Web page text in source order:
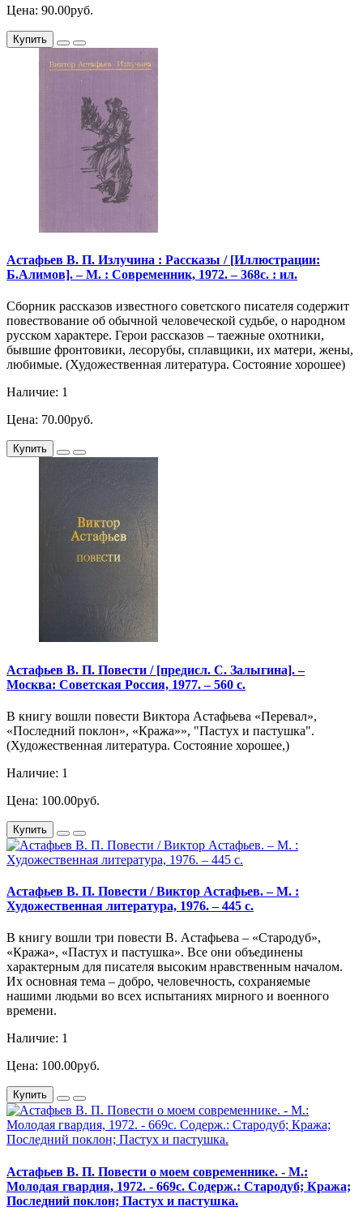
Цена: 90.00руб.
Купить
Астафьев В. П. Излучина : Рассказы / [Иллюстрации:
Б.Алимов]. – М. : Современник, 1972. – 368с. : ил.
Сборник рассказов известного советского писателя содержит
повествование об обычной человеческой судьбе, о народном
русском характере. Герои рассказов – таежные охотники,
бывшие фронтовики, лесорубы, сплавщики, их матери, жены,
любимые. (Художественная литература. Состояние хорошее)
Наличие: 1
Цена: 70.00руб.
Купить
Астафьев В. П. Повести / [предисл. С. Залыгина]. –
Москва: Советская Россия, 1977. – 560 с.
В книгу вошли повести Виктора Астафьева «Перевал»,
«Последний поклон», «Кража»», "Пастух и пастушка".
(Художественная литература. Состояние хорошее,)
Наличие: 1
Цена: 100.00руб.
Купить
Астафьев В. П. Повести / Виктор Астафьев. – М. :
Художественная литература, 1976. – 445 с.
В книгу вошли три повести В. Астафьева – «Стародуб»,
«Кража», «Пастух и пастушка». Все они объединены
характерным для писателя высоким нравственным началом.
Их основная тема – добро, человечность, сохраняемые
нашими людьми во всех испытаниях мирного и военного
времени.
Наличие: 1
Цена: 100.00руб.
Купить
Астафьев В. П. Повести о моем современнике. - М.:
Молодая гвардия, 1972. - 669с. Содерж.: Стародуб; Кража;
Последний поклон; Пастух и пастушка.